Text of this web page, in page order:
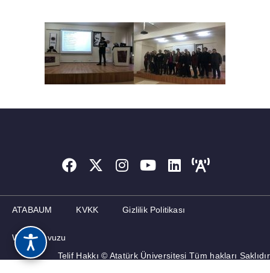
ATABAUM KVKK Gizlilik Politikası
Web Kılavuzu
Telif Hakkı © Atatürk Üniversitesi Tüm hakları Saklıdır